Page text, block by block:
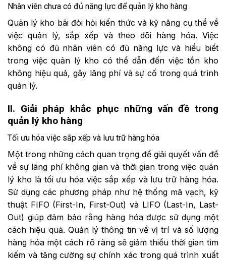
Nhân viên chưa có đủ năng lực để quản lý kho hàng
Quản lý kho bãi đòi hỏi kiến thức và kỹ năng cụ thể về
việc quản lý, sắp xếp và theo dõi hàng hóa. Việc
không có đủ nhân viên có đủ năng lực và hiểu biết
trong việc quản lý kho có thể dẫn đến việc tồn kho
không hiệu quả, gây lãng phí và sự cố trong quá trình
quản lý.
II. Giải pháp khắc phục những vấn đề trong
quản lý kho hàng
Tối ưu hóa việc sắp xếp và lưu trữ hàng hóa
Một trong những cách quan trọng để giải quyết vấn đề
về sự lãng phí không gian và thời gian trong việc quản
lý kho là tối ưu hóa việc sắp xếp và lưu trữ hàng hóa.
Sử dụng các phương pháp như hệ thống mã vạch, kỹ
thuật FIFO (First-In, First-Out) và LIFO (Last-In, Last-
Out) giúp đảm bảo rằng hàng hóa được sử dụng một
cách hiệu quả. Quản lý thông tin về vị trí và số lượng
hàng hóa một cách rõ ràng sẽ giảm thiểu thời gian tìm
kiếm và tăng cường sự chính xác trong quá trình xuất